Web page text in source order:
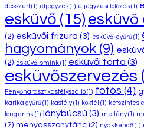
desszert(1) eljegyzés(1) eljegyzési fotózás(1)
esküvő (15) esküvő
(2) esküvői frizura (3) esküvői gyűrű(1)
hagyományok (9)
(2) esküvői smink(1) esküvői torta (3)
esküvőszervezés
Fenyőharaszt kastélyszálló(1) fotós (4)
karika gyűrű(1) kastély(1) koktél (1) kétszintes
long drink(1) lánybúcsú (3) mellény(1)
(2) menyasszonytánc (2) nyakkendő(1)